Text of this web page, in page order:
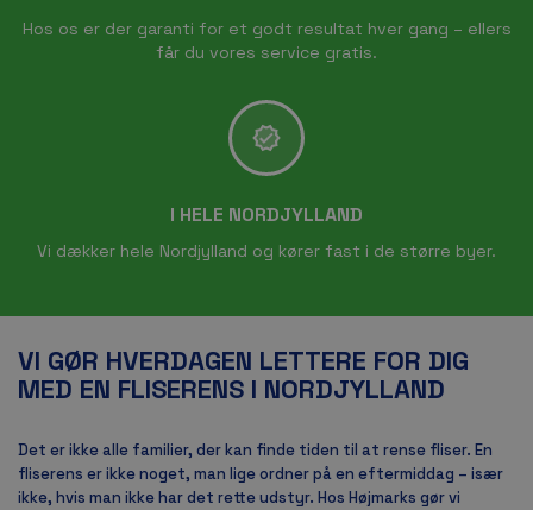
Hos os er der garanti for et godt resultat hver gang – ellers
får du vores service gratis.
I HELE NORDJYLLAND
Vi dækker hele Nordjylland og kører fast i de større byer.
VI GØR HVERDAGEN LETTERE FOR DIG
MED EN FLISERENS I NORDJYLLAND
Det er ikke alle familier, der kan finde tiden til at rense fliser. En
fliserens er ikke noget, man lige ordner på en eftermiddag – især
ikke, hvis man ikke har det rette udstyr. Hos Højmarks gør vi